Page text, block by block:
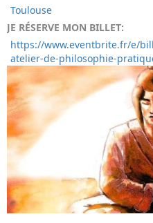
Toulouse
JE RÉSERVE MON BILLET:
https://www.eventbrite.fr/e/
atelier-de-philosophie-